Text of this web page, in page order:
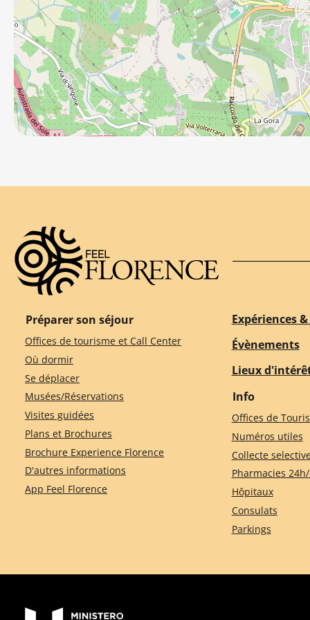
Préparer son séjour
Offices de tourisme et Call Center
Où dormir
Se déplacer
Musées/Réservations
Visites guidées
Plans et Brochures
Brochure Experience Florence
D'autres informations
App Feel Florence
Expériences
Évènements
Lieux
Info
Offices de
Numéros utiles
Collecte
Pharmacies
Hôpitaux
Consulats
Parkings